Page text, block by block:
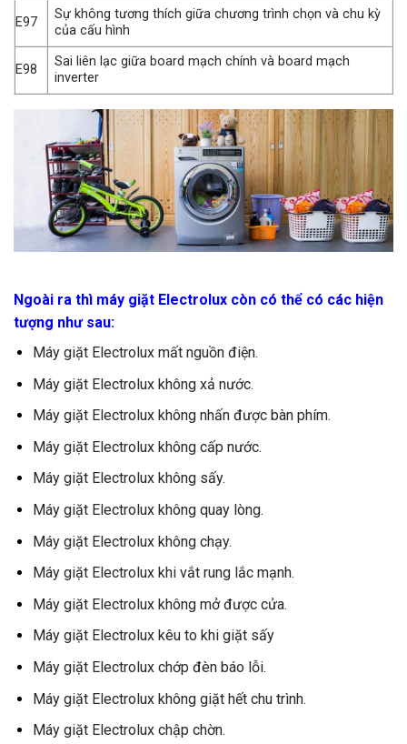
E97
Sự không tương thích giữa chương trình chọn và chu kỳ
của cấu hình
E98
Sai liên lạc giữa board mạch chính và board mạch
inverter
Ngoài ra thì máy giặt Electrolux còn có thể có các hiện
tượng như sau:
Máy giặt Electrolux mất nguồn điện.
Máy giặt Electrolux không xả nước.
Máy giặt Electrolux không nhấn được bàn phím.
Máy giặt Electrolux không cấp nước.
Máy giặt Electrolux không sấy.
Máy giặt Electrolux không quay lòng.
Máy giặt Electrolux không chạy.
Máy giặt Electrolux khi vắt rung lắc mạnh.
Máy giặt Electrolux không mở được cửa.
Máy giặt Electrolux kêu to khi giặt sấy
Máy giặt Electrolux chớp đèn báo lỗi.
Máy giặt Electrolux không giặt hết chu trình.
Máy giặt Electrolux chập chờn.